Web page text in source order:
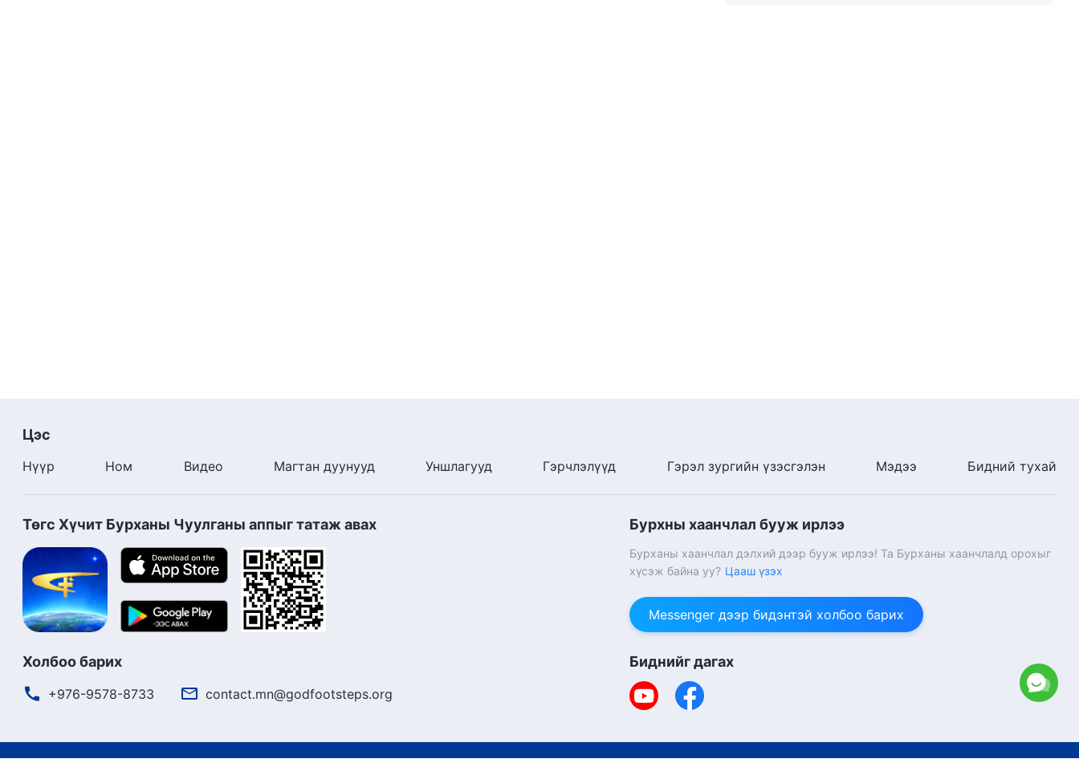
Цэс
Нүүр Ном Видео Магтан дуунууд Уншлагууд Гэрчлэлүүд Гэрэл зургийн үзэсгэлэн Мэдээ Бидний тухай
Төгс Хүчит Бурханы Чуулганы аппыг татаж авах
Холбоо барих
+976-9578-8733 contact.mn@godfootsteps.org
Бурхны хаанчлал бууж ирлээ
Бурханы хаанчлал дэлхий дээр бууж ирлээ! Та Бурханы хаанчлалд орохыг
хүсэж байна уу? Цааш үзэх
Messenger дээр бидэнтэй холбоо барих
Биднийг дагах